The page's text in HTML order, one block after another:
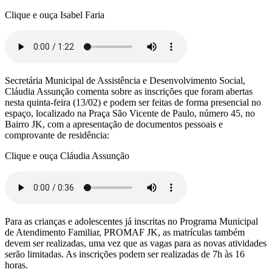
Clique e ouça Isabel Faria
Secretária Municipal de Assistência e Desenvolvimento Social,
Cláudia Assunção comenta sobre as inscrições que foram abertas
nesta quinta-feira (13/02) e podem ser feitas de forma presencial no
espaço, localizado na Praça São Vicente de Paulo, número 45, no
Bairro JK, com a apresentação de documentos pessoais e
comprovante de residência:
Clique e ouça Cláudia Assunção
Para as crianças e adolescentes já inscritas no Programa Municipal
de Atendimento Familiar, PROMAF JK, as matrículas também
devem ser realizadas, uma vez que as vagas para as novas atividades
serão limitadas. As inscrições podem ser realizadas de 7h às 16
horas.